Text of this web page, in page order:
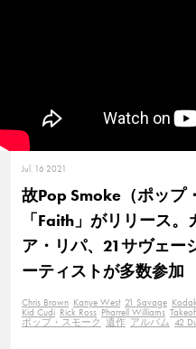
Jul. 16 2021
故Pop Smoke（ポップ
「Faith」がリリース
ア・リパ、21サヴェー
ーティストが多数参加
Chris Brown Kanye West 21 Savage
Kid Cudi Rick Ross Pharrell Williams
ポップ・スモーク 遺作 アルバム 42